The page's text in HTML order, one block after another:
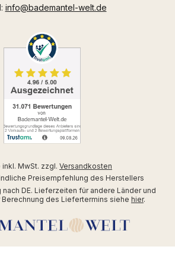
info@bademantel-welt.de
MwSt. zzgl. Versandkosten
Preisempfehlung des Herstellers
DE. Lieferzeiten für andere Länder und
des Liefertermins siehe hier.